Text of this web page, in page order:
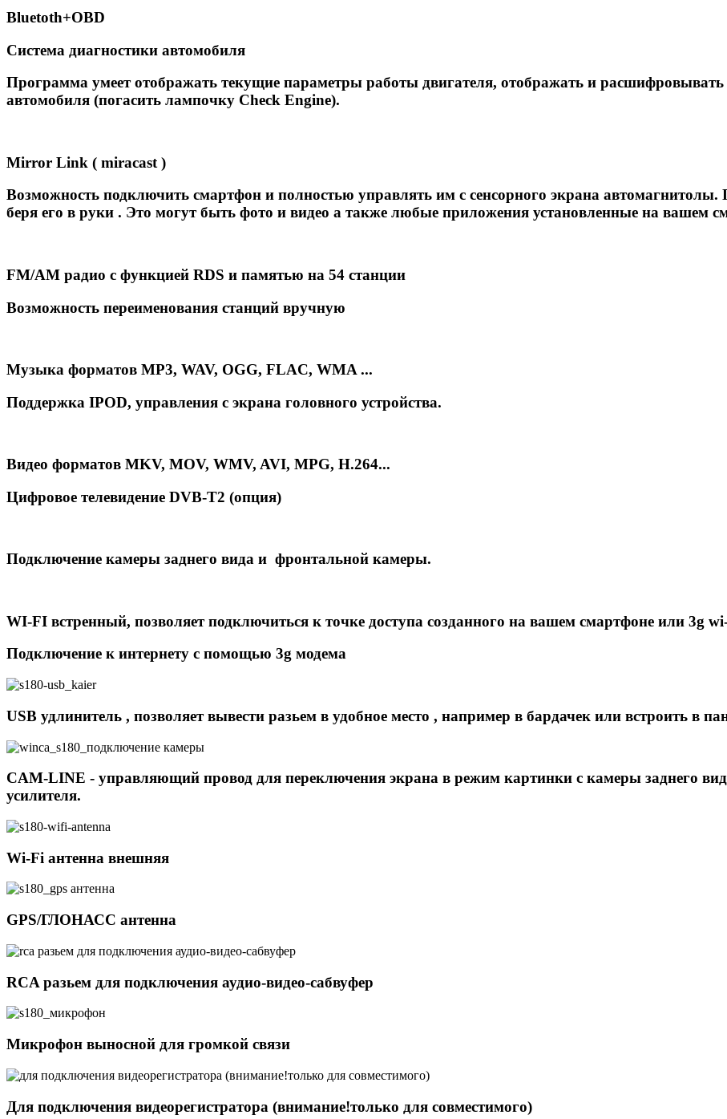
Вluetoth+OBD
Система диагностики автомобиля
Программа умеет отображать текущие параметры работы двигателя, отображать и
автомобиля (погасить лампочку Сheck Engine).
Mirror Link ( miracast )
Возможность подключить смартфон и полностью управлять им с сенсорного экрана
беря его в руки . Это могут быть фото и видео а также любые приложения установленные на вашем
FM/AM радио с функцией RDS и памятью на 54 станции
Возможность переименования станций вручную
Музыка форматов MP3, WAV, OGG, FLAC, WMA ...
Поддержка IPOD, управления с экрана головного устройства.
Видео форматов MKV, MOV, WMV, AVI, MPG, H.264...
Цифровое телевидение DVB-T2 (опция)
Подключение камеры заднего вида и фронтальной камеры.
WI-FI встренный, позволяет подключиться к точке доступа созданного на вашем смартфоне или 3g
Подключение к интернету с помощью 3g модема
USB удлинитель , позволяет вывести разьем в удобное место , например в бардачек или встроить в
CAM-LINE - управляющий провод для переключения экрана в режим картинки с камеры заднего
усилителя.
Wi-Fi антенна внешняя
GPS/ГЛОНАСС антенна
RCA разьем для подключения аудио-видео-сабвуфер
Микрофон выносной для громкой связи
Для подключения видеорегистратора (внимание!только для совместимого)